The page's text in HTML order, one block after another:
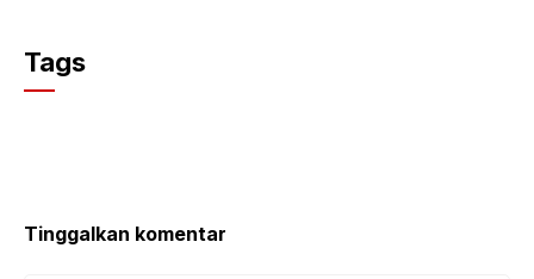
c
e
k
Tags
Tinggalkan komentar